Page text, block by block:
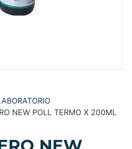
NEW POLL TERMO X 200ML